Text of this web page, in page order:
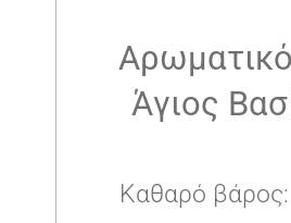
Άγιος
Καθαρό